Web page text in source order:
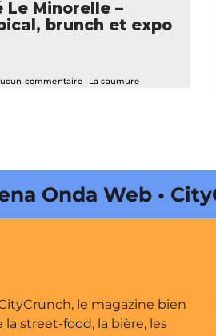
Le Minorelle –
brunch et expo
commentaire La saumure
Web •
le magazine bien
la street-food, la bière, les